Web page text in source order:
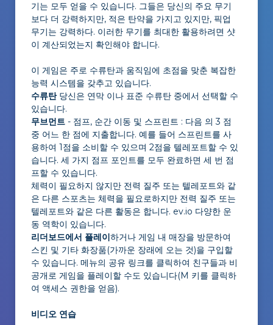
기는 모두 얻을 수 있습니다. 그들은 당신의 주요 무기
보다 더 강력하지만, 적은 탄약을 가지고 있지만, 픽업
무기는 강력하다. 이러한 무기를 최대한 활용하려면 샷
이 계산되었는지 확인해야 합니다.
이 게임은 주로 수류탄과 움직임에 초점을 맞춘 복잡한
능력 시스템을 갖추고 있습니다.
수류탄당신은 연막 이나 표준 수류탄 중에서 선택할 수
있습니다.
무브먼트 - 점프, 순간 이동 및 스프린트 : 다음 의 3 점
중 어느 한 점에 지출합니다. 예를 들어 스프린트를 사
용하여 1점을 소비할 수 있으며 2점을 텔레포트할 수 있
습니다. 세 가지 점프 포인트를 모두 완료하면 세 번 점
프할 수 있습니다.
체력이 필요하지 않지만 전력 질주 또는 텔레포트와 같
은 다른 스포츠는 체력을 필요로하지만 전력 질주 또는
텔레포트와 같은 다른 활동은 합니다. ev.io 다양한 운
동 역학이 있습니다.
리더보드에서 플레이하거나 게임 내 매장을 방문하여
스킨 및 기타 화장품(가까운 장래에 오는 것)을 구입할
수 있습니다. 메뉴의 공유 링크를 클릭하여 친구들과 비
공개로 게임을 플레이할 수도 있습니다(M 키를 클릭하
여 액세스 권한을 얻음).
비디오 연습